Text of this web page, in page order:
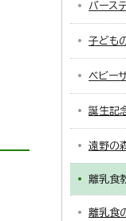
バース
子ども
ベビー
誕生記
遠野の
離乳食
離乳食